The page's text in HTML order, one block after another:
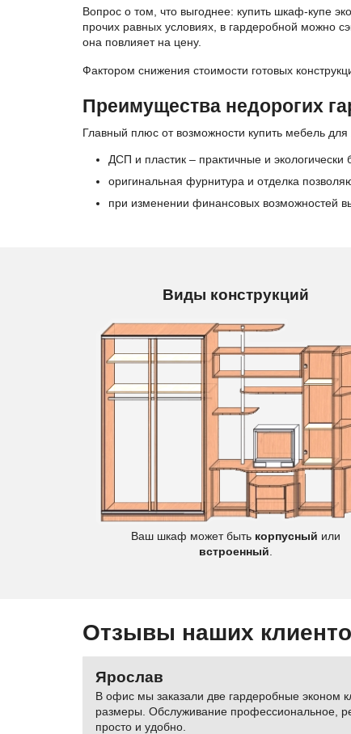
Вопрос о том, что выгоднее: купить шкаф-купе
прочих равных условиях, в гардеробной можно
она повлияет на цену.
Фактором снижения стоимости готовых
Преимущества недорогих
Главный плюс от возможности купить мебель
ДСП и пластик – практичные и
оригинальная фурнитура и отделка
при изменении финансовых возможностей
Виды конструкций
Ваш шкаф может быть корпусный или
встроенный.
Отзывы наших
Ярослав
В офис мы заказали две гардеробные эконом
размеры. Обслуживание профессиональное,
просто и удобно.